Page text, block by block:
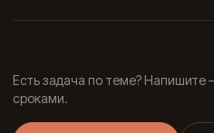
Есть задача по теме? Напишите
сроками.